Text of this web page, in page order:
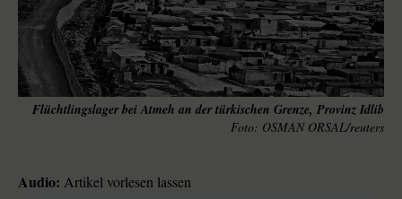
Flüchtlingslager bei Atmeh an der türkischen Grenze, Provinz Idlib
OSMAN ORSAL/reuters
Audio: Artikel vorlesen lassen